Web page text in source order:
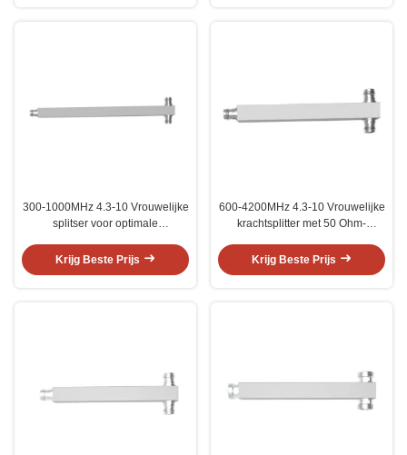
300-1000MHz 4.3-10 Vrouwelijke
splitser voor optimale
Krijg Beste Prijs
600-4200MHz 4.3-10 Vrouwelijke
krachtsplitter met 50 Ohm-
Krijg Beste Prijs